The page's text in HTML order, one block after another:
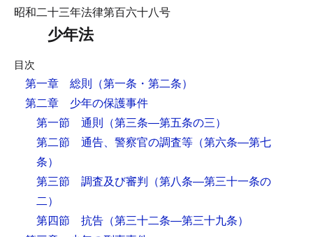
昭和二十三年法律第百六十八号
少年法
目次
第一章 総則 （第一条・第二条）
第二章 少年の保護事件
第一節 通則 （第三条―第五条の三）
第二節 通告、警察官の調査等 （第六条―第七
条）
第三節 調査及び審判 （第八条―第三十一条の
二）
第四節 抗告 （第三十二条―第三十九条）